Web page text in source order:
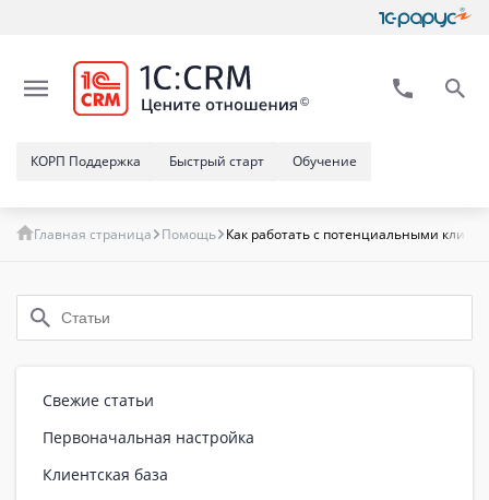
Обучение
Быстрый старт
КОРП Поддержка
Главная страница Помощь Как работать с потенциальными
Свежие статьи
Первоначальная настройка
Клиентская база